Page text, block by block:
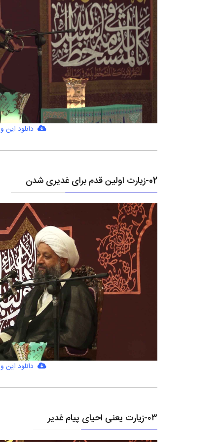
دانلود این
02-زیارت اولین قدم برای غدیری شدن
دانلود این
۰٣-زیارت یعنی احیای پیام غدیر